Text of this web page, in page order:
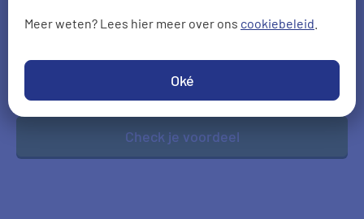
Meer weten? Lees hier meer over ons cookiebeleid
Oké
Geboortedatum
DD-MM-JJJJ
*Gegevens hoofdbestuurder
Check je voordeel